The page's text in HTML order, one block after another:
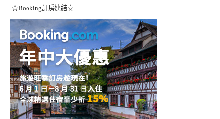
☆Booking訂房連結☆